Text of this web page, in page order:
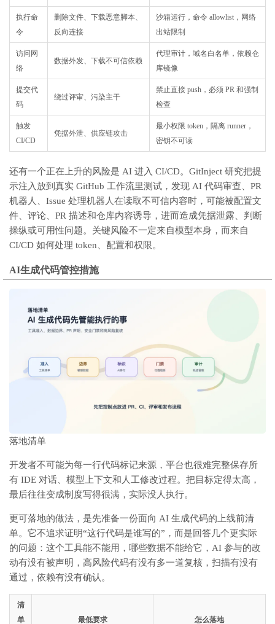
执行命
令
删除文件、下载恶意脚本、
反向连接
沙箱运行，命令 allowlist，网络
出站限制
访问网
络
数据外发、下载不可信依赖
代理审计，域名白名单，依赖仓
库镜像
提交代
码
绕过评审、污染主干
禁止直接 push，必须 PR 和强制
检查
触发
CI/CD
凭据外泄、供应链攻击
最小权限 token，隔离 runner，
密钥不可读
还有一个正在上升的风险是 AI 进入 CI/CD。GitInject 研究把提
示注入放到真实 GitHub 工作流里测试，发现 AI 代码审查、PR
机器人、Issue 处理机器人在读取不可信内容时，可能被配置文
件、评论、PR 描述和仓库内容诱导，进而造成凭据泄露、判断
操纵或可用性问题。关键风险不一定来自模型本身，而来自
CI/CD 如何处理 token、配置和权限。
AI生成代码管控措施
落地清单
开发者不可能为每一行代码标记来源，平台也很难完整保存所
有 IDE 对话、模型上下文和人工修改过程。把目标定得太高，
最后往往变成制度写得很满，实际没人执行。
更可落地的做法，是先准备一份面向 AI 生成代码的上线前清
单。它不追求证明“这行代码是谁写的”，而是回答几个更实际
的问题：这个工具能不能用，哪些数据不能给它，AI 参与的改
动有没有被声明，高风险代码有没有多一道复核，扫描有没有
通过，依赖有没有确认。
清
单
最低要求 怎么落地